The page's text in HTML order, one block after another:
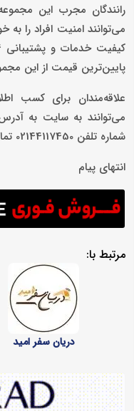
رانندگان مجرب این
می‌توانند امنیت افراد را
پایین‌ترین قیمت از این
علاقه‌مندان برای کسب
شماره تلفن 02144117450 تماس بگیرند.
انتهای پیام
مرتبط با:
دریان سفر امید